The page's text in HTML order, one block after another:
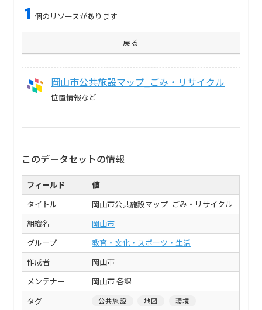
1 個のリソースがあります
戻る
岡山市公共施設マップ_ごみ・リサイクル
位置情報など
このデータセットの情報
フィールド
値
タイトル
岡山市公共施設マップ_ごみ・リサイクル
組織名
岡山市
グループ
教育・文化・スポーツ・生活
作成者
岡山市
メンテナー
岡山市 各課
タグ
公共施設 地図 環境